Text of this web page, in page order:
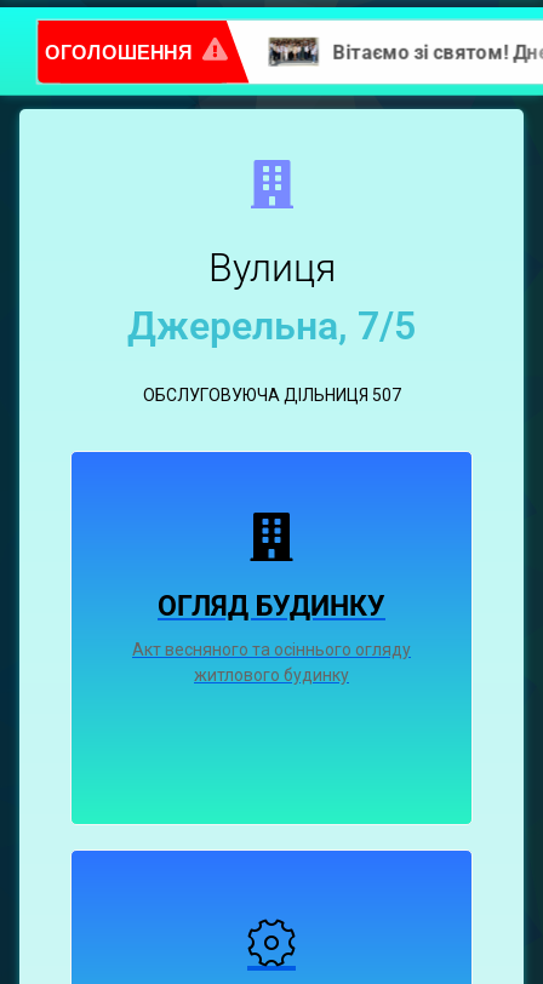
Вакансії
Статут
ОГОЛОШЕННЯ
Вулиця
Джерельна, 7/5
ОБСЛУГОВУЮЧА ДІЛЬНИЦЯ 507
ОГЛЯД БУДИНКУ
Акт весняного та осіннього огляду
житлового будинку